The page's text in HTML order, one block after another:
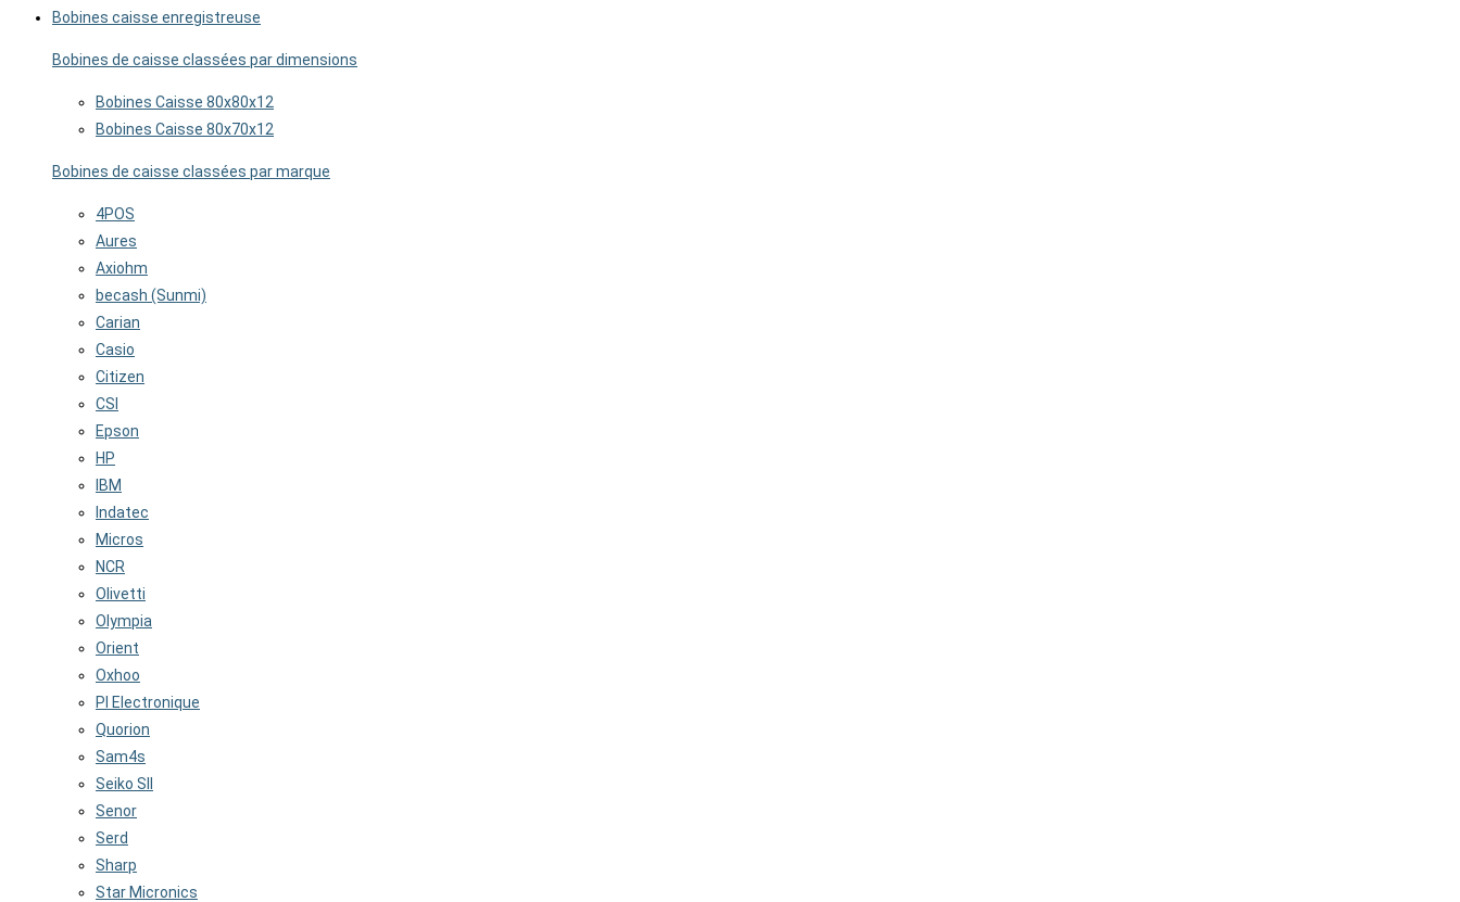
Bobines caisse enregistreuse
Bobines de caisse classées par dimensions
Bobines Caisse 80x80x12
Bobines Caisse 80x70x12
Bobines de caisse classées par marque
4POS
Aures
Axiohm
becash (Sunmi)
Carian
Casio
Citizen
CSI
Epson
HP
IBM
Indatec
Micros
NCR
Olivetti
Olympia
Orient
Oxhoo
PI Electronique
Quorion
Sam4s
Seiko SII
Senor
Serd
Sharp
Star Micronics